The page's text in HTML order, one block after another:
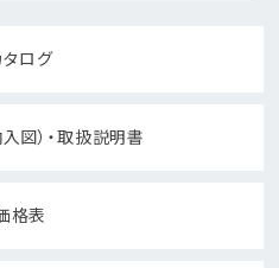
タログ
図）・取扱説明書
格表